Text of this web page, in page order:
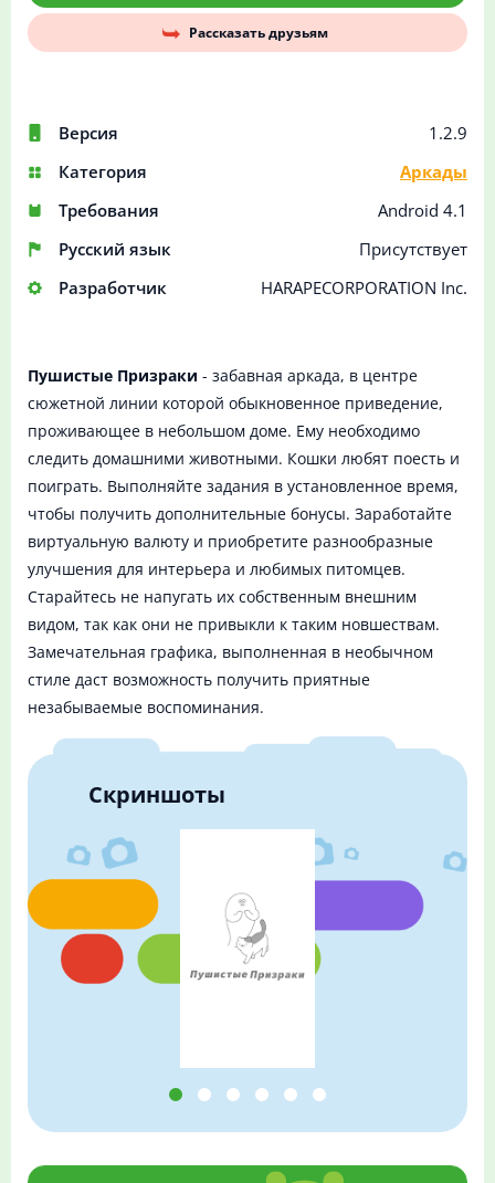
Версия
1.2.9
Категория
Аркады
Требования
Android 4.1
Русский язык
Присутствует
Разработчик
HARAPECORPORATION Inc.
Рассказать друзьям
Пушистые Призраки - забавная аркада, в центре
сюжетной линии которой обыкновенное приведение,
проживающее в небольшом доме. Ему необходимо
следить домашними животными. Кошки любят поесть и
поиграть. Выполняйте задания в установленное время,
чтобы получить дополнительные бонусы. Заработайте
виртуальную валюту и приобретите разнообразные
улучшения для интерьера и любимых питомцев.
Старайтесь не напугать их собственным внешним
видом, так как они не привыкли к таким новшествам.
Замечательная графика, выполненная в необычном
стиле даст возможность получить приятные
незабываемые воспоминания.
Скриншоты